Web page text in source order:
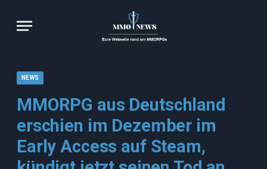
NEWS
MMORPG aus Deutschland
erschien im Dezember im
Early Access auf Steam,